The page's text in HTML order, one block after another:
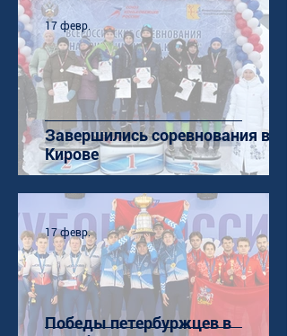
Завершились соревнования в
Кирове
17 февр.
Победы петербуржцев в
17 февр.